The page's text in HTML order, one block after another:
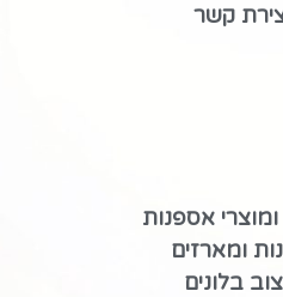
קשר
אספנות
ומארזים
בלונים